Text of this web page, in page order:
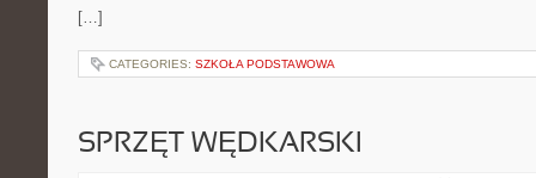
[…]
CATEGORIES: SZKOŁA PODSTAWOWA
SPRZĘT WĘDKARSKI